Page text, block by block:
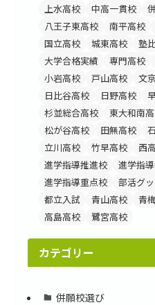
上水高校
中高一貫校
八王子東高校
南平高校
国立高校
城東高校
塾
大学合格実績
専門高校
小岩高校
戸山高校 文
日比谷高校
日野高校
杉並総合高校
東大和南
松が谷高校
田無高校
立川高校
竹早高校 西
進学指導推進校
進学指
進学指導重点校
部活グ
都立入試
青山高校 青
高島高校
鷺宮高校
カテゴリー
併願校選び